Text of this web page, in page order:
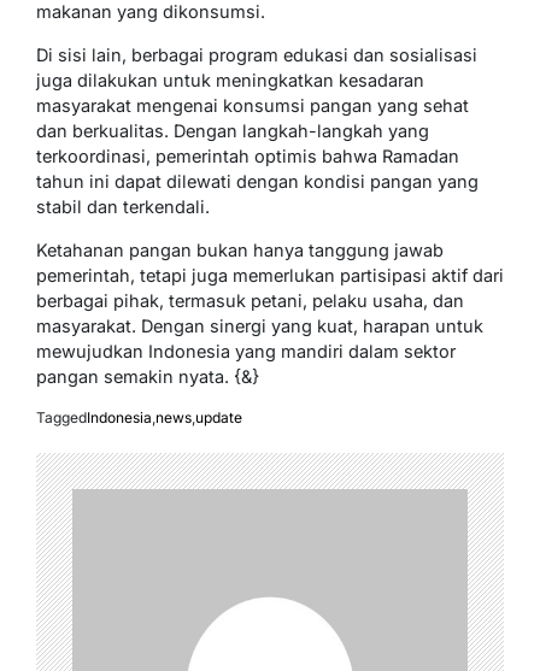
makanan yang dikonsumsi.
Di sisi lain, berbagai program edukasi dan sosialisasi
juga dilakukan untuk meningkatkan kesadaran
masyarakat mengenai konsumsi pangan yang sehat
dan berkualitas. Dengan langkah-langkah yang
terkoordinasi, pemerintah optimis bahwa Ramadan
tahun ini dapat dilewati dengan kondisi pangan yang
stabil dan terkendali.
Ketahanan pangan bukan hanya tanggung jawab
pemerintah, tetapi juga memerlukan partisipasi aktif dari
berbagai pihak, termasuk petani, pelaku usaha, dan
masyarakat. Dengan sinergi yang kuat, harapan untuk
mewujudkan Indonesia yang mandiri dalam sektor
pangan semakin nyata. {&}
TaggedIndonesia,news,update